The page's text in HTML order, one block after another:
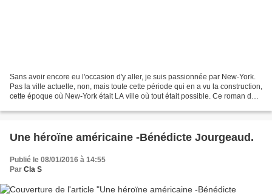
Sans avoir encore eu l'occasion d'y aller, je suis passionnée par New-York.
Pas la ville actuelle, non, mais toute cette période qui en a vu la construction,
cette époque où New-York était LA ville où tout était possible. Ce roman de
Une héroïne américaine -Bénédicte Jourgeaud.
Publié le 08/01/2016 à 14:55
Par Cla S